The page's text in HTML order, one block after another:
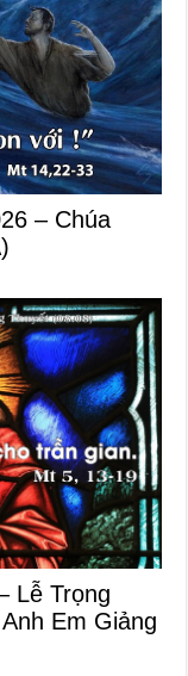
– Chúa
Lễ Trọng
Em Giảng